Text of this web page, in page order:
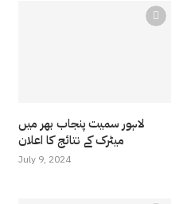
لاہور سمیت پنجاب بھر میں
میٹرک کے نتائج کا اعلان
July 9, 2024